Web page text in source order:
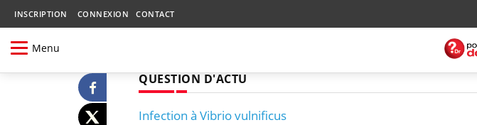
INSCRIPTION CONNEXION CONTACT
Menu
QUESTION D'ACTU
Infection à Vibrio vulnificus